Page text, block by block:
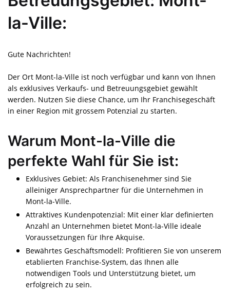
la-Ville:
Gute Nachrichten!
Der Ort Mont-la-Ville ist noch verfügbar und kann von Ihnen
als exklusives Verkaufs- und Betreuungsgebiet gewählt
werden. Nutzen Sie diese Chance, um Ihr Franchisegeschäft
in einer Region mit grossem Potenzial zu starten.
Warum Mont-la-Ville die
perfekte Wahl für Sie ist:
Exklusives Gebiet: Als Franchisenehmer sind Sie
alleiniger Ansprechpartner für die Unternehmen in
Mont-la-Ville.
Attraktives Kundenpotenzial: Mit einer klar definierten
Anzahl an Unternehmen bietet Mont-la-Ville ideale
Voraussetzungen für Ihre Akquise.
Bewährtes Geschäftsmodell: Profitieren Sie von unserem
etablierten Franchise-System, das Ihnen alle
notwendigen Tools und Unterstützung bietet, um
erfolgreich zu sein.